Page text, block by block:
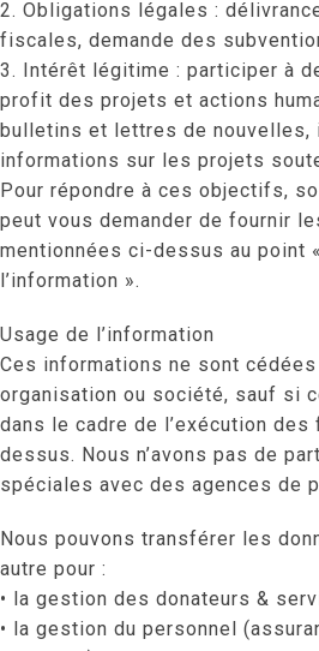
2. Obligations légales :
fiscales, demande des
3. Intérêt légitime : participer à
profit des projets et actions
bulletins et lettres de nouvelles,
informations sur les projets
Pour répondre à ces objectifs,
peut vous demander de fournir
mentionnées ci-dessus au point
l’information ».
Usage de l’information
Ces informations ne sont cédées
organisation ou société, sauf si
dans le cadre de l’exécution
dessus. Nous n’avons pas de
spéciales avec des agences de
Nous pouvons transférer les
autre pour :
• la gestion des donateurs &
• la gestion du personnel